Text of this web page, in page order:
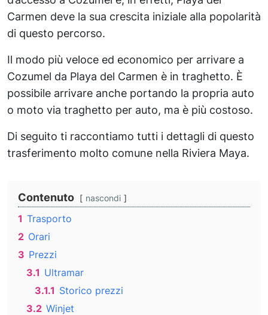
Carmen deve la sua crescita iniziale alla popolarità
di questo percorso.
Il modo più veloce ed economico per arrivare a
Cozumel da Playa del Carmen è in traghetto. È
possibile arrivare anche portando la propria auto
o moto via traghetto per auto, ma è più costoso.
Di seguito ti raccontiamo tutti i dettagli di questo
trasferimento molto comune nella Riviera Maya.
Contenuto nascondi
1 Trasporto
2 Orari
3 Prezzi
3.1 Ultramar
3.1.1 Storico prezzi
3.2 Winjet